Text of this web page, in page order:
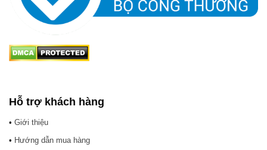
Hỗ trợ khách hàng
• Giới thiệu
• Hướng dẫn mua hàng